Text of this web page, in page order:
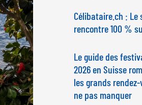
Célibataire.ch : Le
rencontre 100 %
Le guide des
2026 en Suisse
les grands
ne pas manquer